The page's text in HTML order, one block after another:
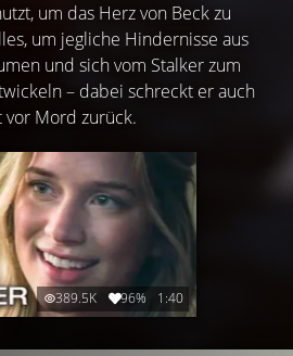
um das Herz von Beck zu
um jegliche Hindernisse aus
und sich vom Stalker zum
– dabei schreckt er auch
vor Mord zurück.
389.5K 96% 1:40